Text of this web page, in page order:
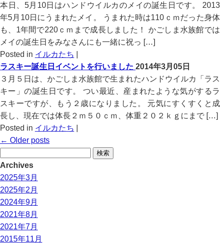
本日、5月10日はハンドウイルカのメイの誕生日です。 2013
年5月10日にうまれたメイ。 うまれた時は110ｃｍだった身体
も、1年間で220ｃｍまで成長しました！ かごしま水族館では
メイの誕生日をみなさんにも一緒に祝っ […]
Posted in イルカたち
ラスキー誕生日イベントを行いました 2014年3月05日
３月５日は、かごしま水族館で生まれたハンドウイルカ「ラス
キー」の誕生日です。 つい最近、産まれたような気がするラ
スキーですが、もう２歳になりました。 元気にすくすくと成
長し、現在では体長２ｍ５０ｃｍ、体重２０２ｋｇにまで […]
Posted in イルカたち
← Older posts
索:
Archives
2025年3月
2025年2月
2024年9月
2021年8月
2021年7月
2015年11月